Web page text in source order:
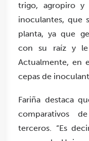
trigo, agropiro
inoculantes, que
planta, ya que
con su raíz y le
Actualmente, en
cepas de
Fariña destaca
comparativos
terceros. “Es